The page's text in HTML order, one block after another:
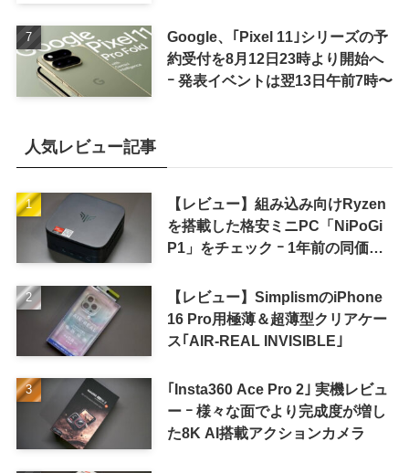
Google、｢Pixel 11｣シリーズの予
約受付を8月12日23時より開始へ
ｰ 発表イベントは翌13日午前7時〜
人気レビュー記事
【レビュー】組み込み向けRyzen
を搭載した格安ミニPC「NiPoGi
P1」をチェック ｰ 1年前の同価格
【レビュー】SimplismのiPhone
16 Pro用極薄＆超薄型クリアケー
ス｢AIR-REAL INVISIBLE｣
｢Insta360 Ace Pro 2｣ 実機レビュ
ー ｰ 様々な面でより完成度が増し
た8K AI搭載アクションカメラ